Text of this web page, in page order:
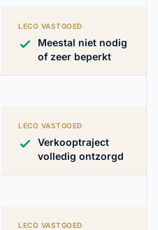
LECO VASTGOED
Meestal niet nodig
of zeer beperkt
LECO VASTGOED
Verkooptraject
volledig ontzorgd
LECO VASTGOED